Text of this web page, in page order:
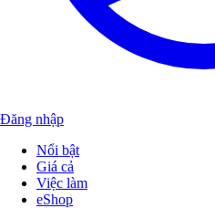
Đăng nhập
Nổi bật
Giá cả
Việc làm
eShop